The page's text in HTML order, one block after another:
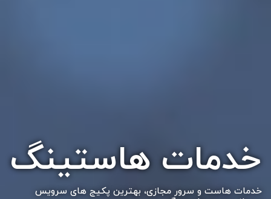
‌خدمات هاستینگ
خدمات هاست و سرور مجازی، بهترین پکیج های سرویس